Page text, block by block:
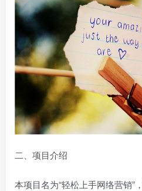
二、项目介绍
本项目名为“轻松上手网络营销”